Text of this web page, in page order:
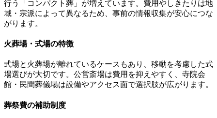
行う「コンパクト葬」が増えています。費用やしきたりは地
域・宗派によって異なるため、事前の情報収集が安心につな
がります。
火葬場・式場の特徴
式場と火葬場が離れているケースもあり、移動を考慮した式
場選びが大切です。公営斎場は費用を抑えやすく、寺院会
館・民間葬儀場は設備やアクセス面で選択肢が広がります。
葬祭費の補助制度